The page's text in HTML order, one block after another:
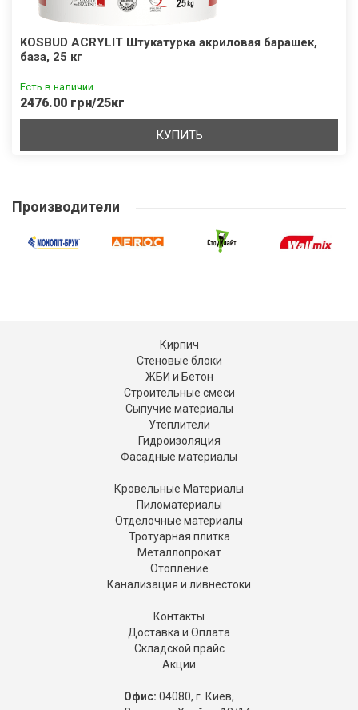
KOSBUD ACRYLIT Штукатурка акриловая барашек,
база, 25 кг
Есть в наличии
2476.00 грн/25кг
КУПИТЬ
Производители
Кирпич
Стеновые блоки
ЖБИ и Бетон
Строительные смеси
Сыпучие материалы
Утеплители
Гидроизоляция
Фасадные материалы
Кровельные Материалы
Пиломатериалы
Отделочные материалы
Тротуарная плитка
Металлопрокат
Отопление
Канализация и ливнестоки
Контакты
Доставка и Оплата
Складской прайс
Акции
Офис: 04080, г. Киев,